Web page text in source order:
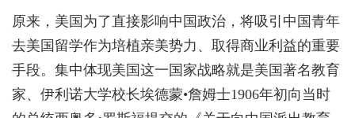
原来，美国为了直接影响中国政治，将吸引中国青年
去美国留学作为培植亲美势力、取得商业利益的重要
手段。集中体现美国这一国家战略就是美国著名教育
家、伊利诺大学校长埃德蒙•詹姆士1906年初向当时